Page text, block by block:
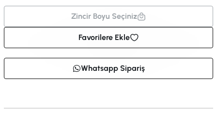
Zincir Boyu Seçiniz
Favorilere Ekle
Whatsapp Sipariş